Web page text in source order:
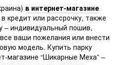
в интернет-магазине
кредит или рассрочку, также
– индивидуальный пошив,
ваши пожелания или внести
модель. Купить парку
магазине “Шикарные Меха” –